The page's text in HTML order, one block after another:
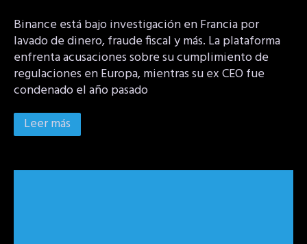
Binance está bajo investigación en Francia por
lavado de dinero, fraude fiscal y más. La plataforma
enfrenta acusaciones sobre su cumplimiento de
regulaciones en Europa, mientras su ex CEO fue
condenado el año pasado
Leer más